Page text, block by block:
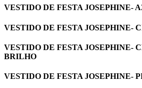
VESTIDO DE FESTA JOSEPHINE-
VESTIDO DE FESTA JOSEPHINE-
VESTIDO DE FESTA JOSEPHINE-
BRILHO
VESTIDO DE FESTA JOSEPHINE-